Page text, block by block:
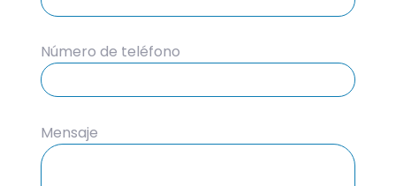
Número de teléfono
Mensaje